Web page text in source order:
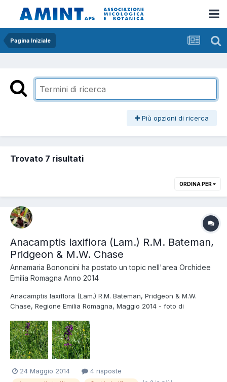
Pagina Iniziale
Più opzioni di ricerca
Trovato 7 risultati
ORDINA PER
Anacamptis laxiflora (Lam.) R.M. Bateman,
Pridgeon & M.W. Chase
Annamaria Bononcini ha postato un topic nell'area Orchidee
Emilia Romagna Anno 2014
Anacamptis laxiflora (Lam.) R.M. Bateman, Pridgeon & M.W.
Chase, Regione Emilia Romagna, Maggio 2014 - foto di
24 Maggio 2014 4 risposte